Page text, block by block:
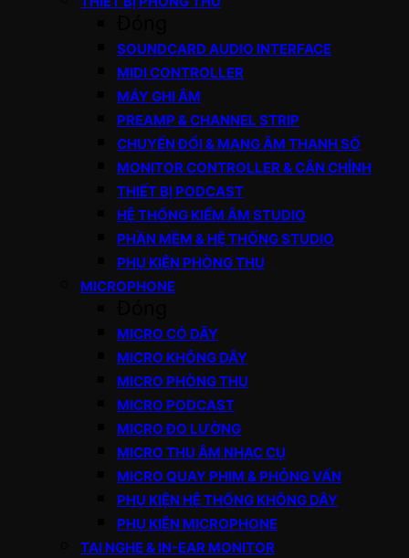
SOUNDCARD AUDIO INTERFACE
MIDI CONTROLLER
MÁY GHI ÂM
PREAMP & CHANNEL STRIP
CHUYỂN ĐỔI & MẠNG ÂM THANH SỐ
MONITOR CONTROLLER & CÂN CHỈNH
THIẾT BỊ PODCAST
HỆ THỐNG KIỂM ÂM STUDIO
PHẦN MỀM & HỆ THỐNG STUDIO
PHỤ KIỆN PHÒNG THU
MICROPHONE
MICRO CÓ DÂY
MICRO KHÔNG DÂY
MICRO PHÒNG THU
MICRO PODCAST
MICRO ĐO LƯỜNG
MICRO THU ÂM NHẠC CỤ
MICRO QUAY PHIM & PHỎNG VẤN
PHỤ KIỆN HỆ THỐNG KHÔNG DÂY
PHỤ KIỆN MICROPHONE
TAI NGHE & IN-EAR MONITOR